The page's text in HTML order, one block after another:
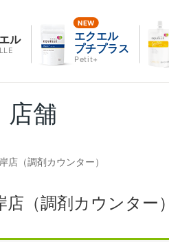
ル
エクエル
プチプラス
Petit+
店舗
店（調剤カウンター）
（調剤カウンター）